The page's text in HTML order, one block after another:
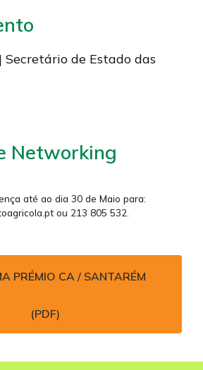
| Secretário de Estado das
Networking
até ao dia 30 de Maio para:
ou 213 805 532.
PRÉMIO CA / SANTARÉM
(PDF)